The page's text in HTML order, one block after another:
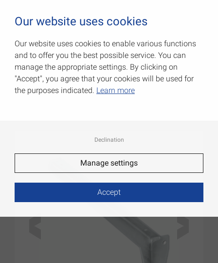
Консоли из углового
профиля
Артикул: 000154240Z
Our website uses cookies
Our website uses cookies to enable various functions
and to offer you the best possible service. You can
manage the appropriate settings. By clicking on
"Accept", you agree that your cookies will be used for
the purposes indicated. Learn more
Declination
Manage settings
Accept